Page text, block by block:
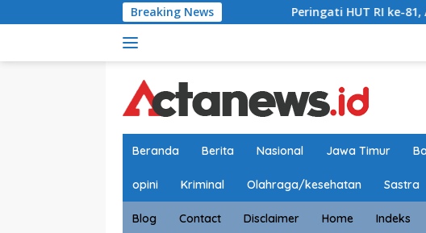
ke
Breaking NewsPeringati HUT RI ke-81, Aksi Donor
Beranda Berita Nasional Jawa Timur
opini Kriminal Olahraga/kesehatan Sastra
Blog Contact Disclaimer Home Indeks